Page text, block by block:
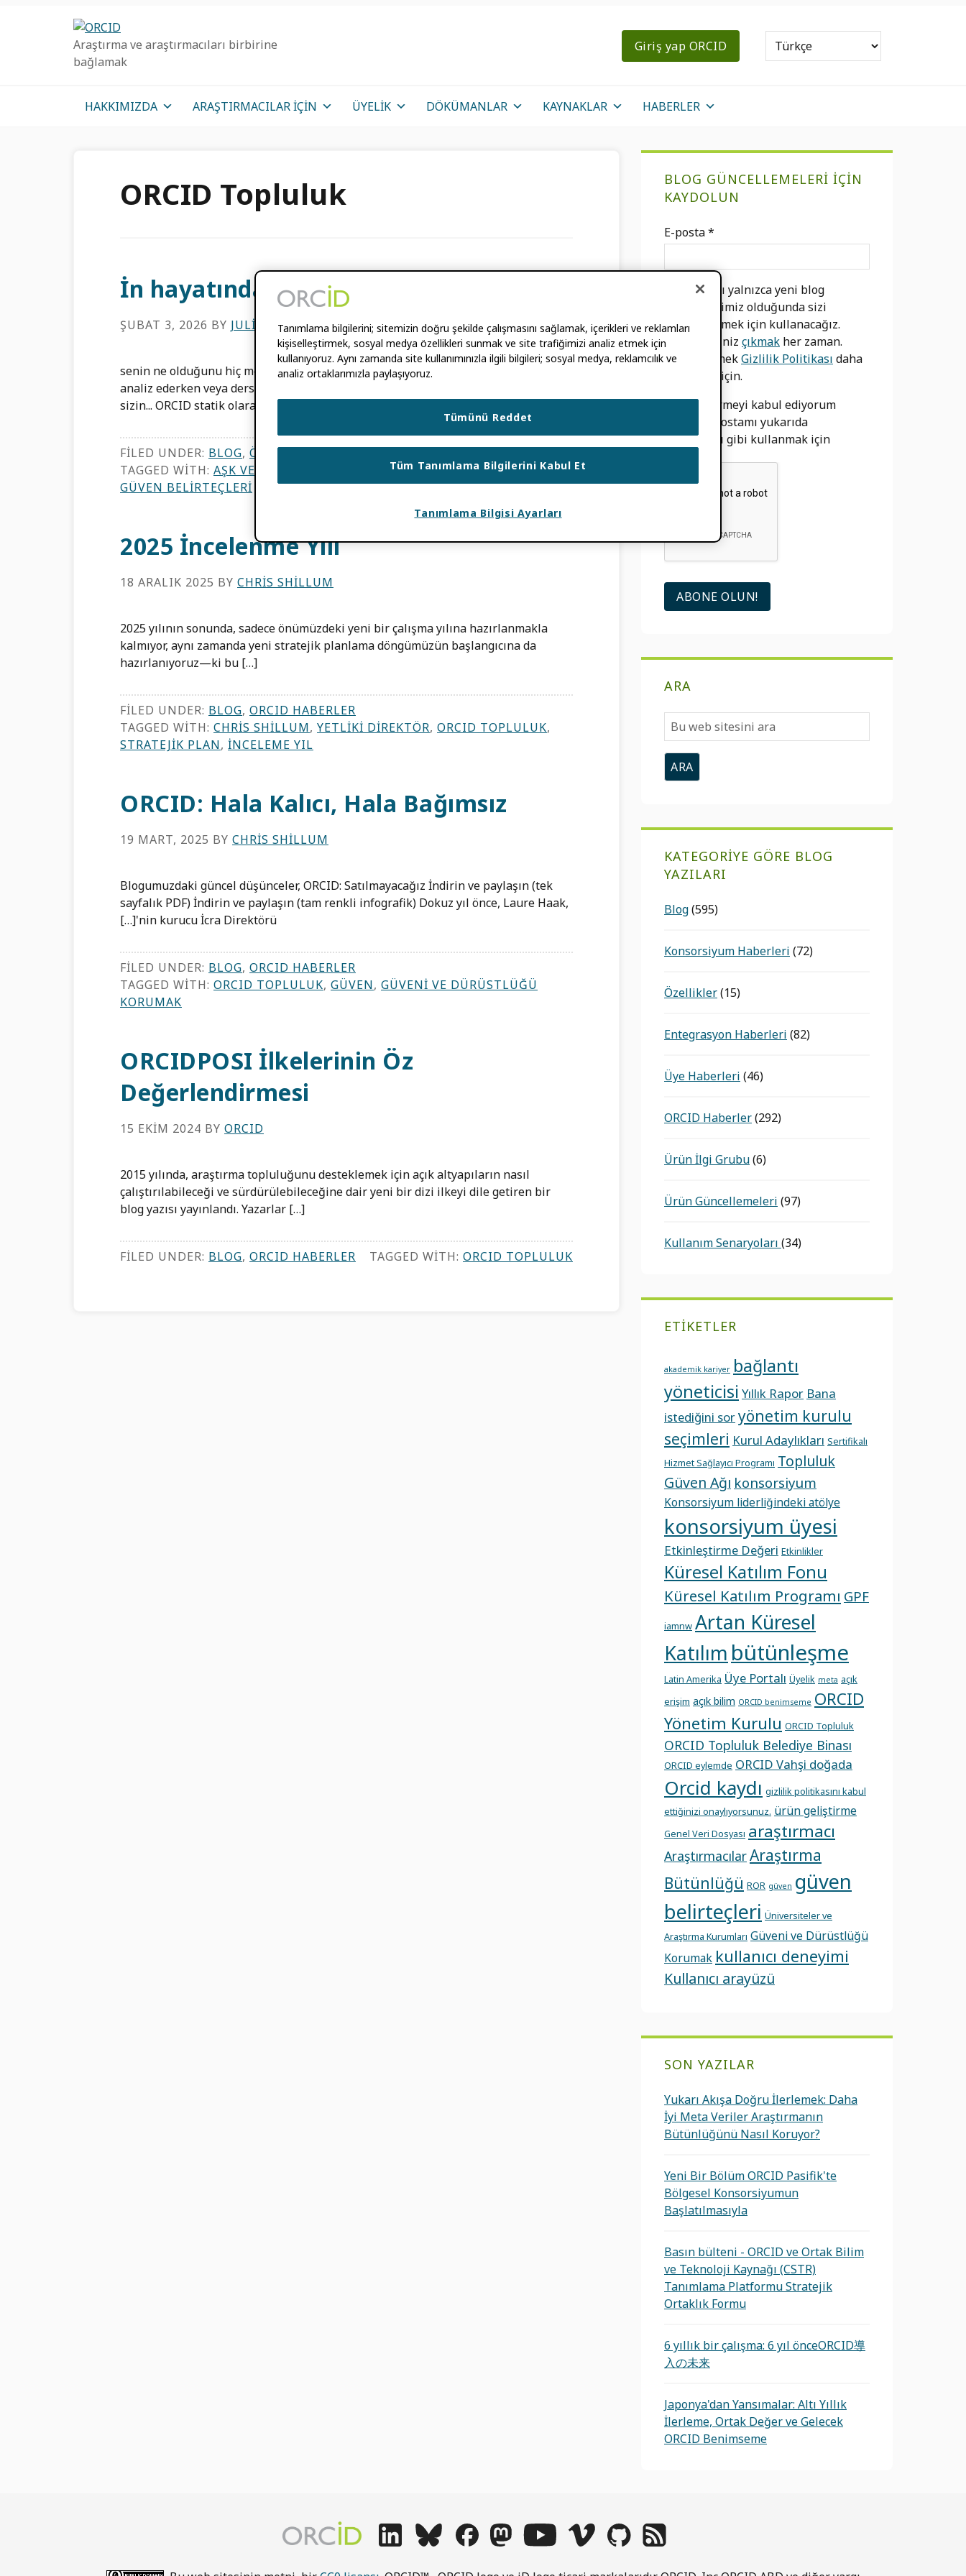
Araştırma ve araştırmacıları birbirine
bağlamak
Giriş yap ORCID
HAKKIMIZDA ARAŞTIRMACILAR IÇIN ÜYELIK DÖKÜMANLAR KAYNAKLAR HABERLER
ORCID Topluluk
İn hayatında bir gün ORCID Veri
ŞUBAT 3, 2026 BY JULIE PETRO,PALOMA MARÍN-ARRAIZA
senin ne olduğunu hiç merak ettin mi ORCID iD Deneyler yaparken, kaynakları
analiz ederken veya ders verirken o ne yapıyor? Aklınıza gelebilecek en basit şey,
sizin... ORCID statik olarak kaydet […]
FILED UNDER: BLOG, ÖZELLIKLER
TAGGED WITH: AŞK VERI HAFTASI ORCID TOPLULUK ,ORCID KAYDI,
GÜVEN BELIRTEÇLERI
2025 İncelenme Yılı
18 ARALIK 2025 BY CHRIS SHILLUM
2025 yılının sonunda, sadece önümüzdeki yeni bir çalışma yılına hazırlanmakla
kalmıyor, aynı zamanda yeni stratejik planlama döngümüzün başlangıcına da
hazırlanıyoruz—ki bu […]
FILED UNDER: BLOG, ORCID HABERLER
TAGGED WITH: CHRIS SHILLUM, YETLIKI DIREKTÖR, ORCID TOPLULUK,
STRATEJIK PLAN, İNCELEME YIL
ORCID: Hala Kalıcı, Hala Bağımsız
19 MART, 2025 BY CHRIS SHILLUM
Blogumuzdaki güncel düşünceler, ORCID: Satılmayacağız İndirin ve paylaşın (tek
sayfalık PDF) İndirin ve paylaşın (tam renkli infografik) Dokuz yıl önce, Laure Haak,
[…]'nin kurucu İcra Direktörü
FILED UNDER: BLOG, ORCID HABERLER
TAGGED WITH: ORCID TOPLULUK, GÜVEN, GÜVENI VE DÜRÜSTLÜĞÜ
KORUMAK
ORCIDPOSI İlkelerinin Öz
Değerlendirmesi
15 EKIM 2024 BY ORCID
2015 yılında, araştırma topluluğunu desteklemek için açık altyapıların nasıl
çalıştırılabileceği ve sürdürülebileceğine dair yeni bir dizi ilkeyi dile getiren bir
blog yazısı yayınlandı. Yazarlar […]
FILED UNDER: BLOG, ORCID HABERLER TAGGED WITH: ORCID TOPLULUK
Birincil
Kenar
Çubuğu
BLOG GÜNCELLEMELERI IÇIN
KAYDOLUN
E-posta*
E-postanızı yalnızca yeni blog
gönderilerimiz olduğunda sizi
bilgilendirmek için kullanacağız.
Yapabilirsiniz çıkmak her zaman.
bizim görmekGizlilik Politikası daha
fazla bilgi için.
izin vermeyi kabul ediyorum
ORCID e-postamı yukarıda
açıklandığı gibi kullanmak için
ARA
Bu
web
sitesini
ara
KATEGORIYE GÖRE BLOG
YAZILARI
Blog(595)
Konsorsiyum Haberleri (72)
Özellikler(15)
Entegrasyon Haberleri (82)
Üye Haberleri (46)
ORCID Haberler(292)
Ürün İlgi Grubu(6)
Ürün Güncellemeleri (97)
Kullanım Senaryoları (34)
ETIKETLER
akademik kariyer bağlantı
yöneticisi Yıllık Rapor Bana
istediğini soryönetim kurulu
seçimleri Kurul Adaylıkları Sertifikalı
Hizmet Sağlayıcı Programı Topluluk
Güven Ağı konsorsiyum
Konsorsiyum liderliğindeki atölye
konsorsiyum üyesi
Etkinleştirme Değeri Etkinlikler
Küresel Katılım Fonu
Küresel Katılım Programı GPF
iamnw Artan Küresel
Katılım bütünleşme
Latin Amerika Üye Portalı Üyelik meta açık
erişim açık bilim ORCID benimseme ORCID
Yönetim Kurulu ORCID Topluluk
ORCID Topluluk Belediye Binası
ORCID eylemde ORCID Vahşi doğada
Orcid kaydı gizlilik politikasını kabul
ettiğinizi onaylıyorsunuz. ürün geliştirme
Genel Veri Dosyası araştırmacı
AraştırmacılarAraştırma
Bütünlüğü ROR güven güven
belirteçleri Üniversiteler ve
Araştırma Kurumları Güveni ve Dürüstlüğü
Korumak kullanıcı deneyimi
Kullanıcı arayüzü
SON YAZILAR
Yukarı Akışa Doğru İlerlemek: Daha
İyi Meta Veriler Araştırmanın
Bütünlüğünü Nasıl Koruyor?
Yeni Bir Bölüm ORCID Pasifik'te
Bölgesel Konsorsiyumun
Başlatılmasıyla
Basın bülteni - ORCID ve Ortak Bilim
ve Teknoloji Kaynağı (CSTR)
Tanımlama Platformu Stratejik
Ortaklık Formu
6 yıllık bir çalışma: 6 yıl önceORCID導
入の未来
Japonya'dan Yansımalar: Altı Yıllık
İlerleme, Ortak Değer ve Gelecek
ORCID Benimseme
Tanımlama bilgilerini; sitemizin doğru şekilde çalışmasını sağlamak, içerikleri ve reklamları
kişiselleştirmek, sosyal medya özellikleri sunmak ve site trafiğimizi analiz etmek için
kullanıyoruz. Aynı zamanda site kullanımınızla ilgili bilgileri; sosyal medya, reklamcılık ve
analiz ortaklarımızla paylaşıyoruz.
Tümünü Reddet
Tüm Tanımlama Bilgilerini Kabul Et
Tanımlama Bilgisi Ayarları